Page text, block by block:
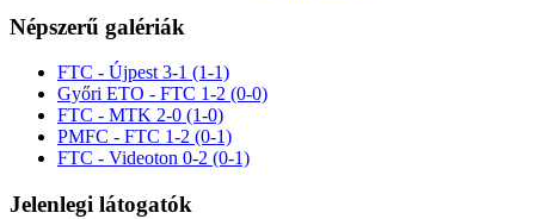
Népszerű galériák
FTC - Újpest 3-1 (1-1)
Győri ETO - FTC 1-2 (0-0)
FTC - MTK 2-0 (1-0)
PMFC - FTC 1-2 (0-1)
FTC - Videoton 0-2 (0-1)
Jelenlegi látogatók